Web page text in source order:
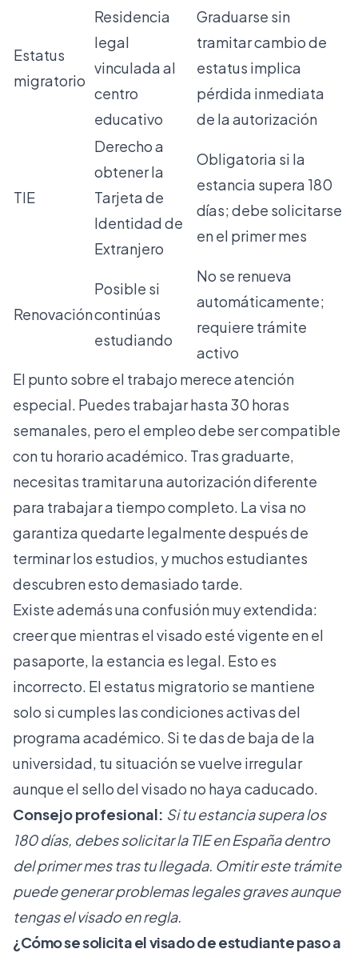
Estatus
migratorio
Residencia
legal
vinculada al
centro
educativo
Graduarse sin
tramitar cambio de
estatus implica
pérdida inmediata
de la autorización
TIE
Derecho a
obtener la
Tarjeta de
Identidad de
Extranjero
Obligatoria si la
estancia supera 180
días; debe solicitarse
en el primer mes
Renovación
Posible si
continúas
estudiando
No se renueva
automáticamente;
requiere trámite
activo
El punto sobre el trabajo merece atención
especial. Puedes trabajar hasta 30 horas
semanales, pero el empleo debe ser compatible
con tu horario académico. Tras graduarte,
necesitas tramitar una autorización diferente
para trabajar a tiempo completo. La visa no
garantiza quedarte legalmente después de
terminar los estudios, y muchos estudiantes
descubren esto demasiado tarde.
Existe además una confusión muy extendida:
creer que mientras el visado esté vigente en el
pasaporte, la estancia es legal. Esto es
incorrecto. El estatus migratorio se mantiene
solo si cumples las condiciones activas del
programa académico. Si te das de baja de la
universidad, tu situación se vuelve irregular
aunque el sello del visado no haya caducado.
Consejo profesional: Si tu estancia supera los
180 días, debes solicitar la TIE en Españadentro
del primer mes tras tu llegada. Omitir este trámite
puede generar problemas legales graves aunque
tengas el visado en regla.
¿Cómo se solicita el visado de estudiante paso a